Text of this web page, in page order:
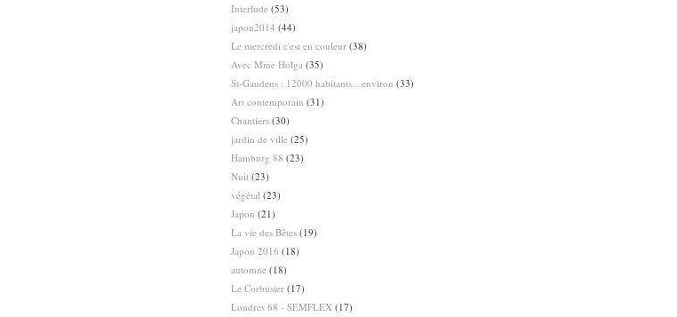
Interlude (53)
japon2014 (44)
Le mercredi c'est en couleur (38)
Avec Mme Holga (35)
St-Gaudens : 12000 habitants…environ (33)
Art contemporain (31)
Chantiers (30)
jardin de ville (25)
Hamburg 88 (23)
Nuit (23)
végétal (23)
Japon (21)
La vie des Bêtes (19)
Japon 2016 (18)
automne (18)
Le Corbusier (17)
Londres 68 - SEMFLEX (17)